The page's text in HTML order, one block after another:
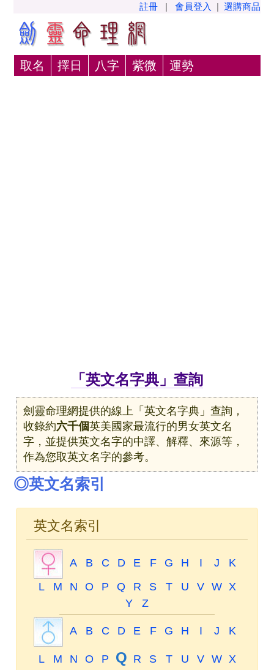
註冊 | 會員登入 | 選購商品
取名 擇日 八字 紫微 運勢
「英文名字典」查詢
劍靈命理網提供的線上「英文名字典」查詢，
收錄約六千個英美國家最流行的男女英文名
字，並提供英文名字的中譯、解釋、來源等，
作為您取英文名字的參考。
◎英文名索引
英文名索引
A B C D E F G H I J
K
L
M N O P Q R S T U V W X
Y
Z
A B C D E F G H I J K
L M N O P Q R S T U V W X